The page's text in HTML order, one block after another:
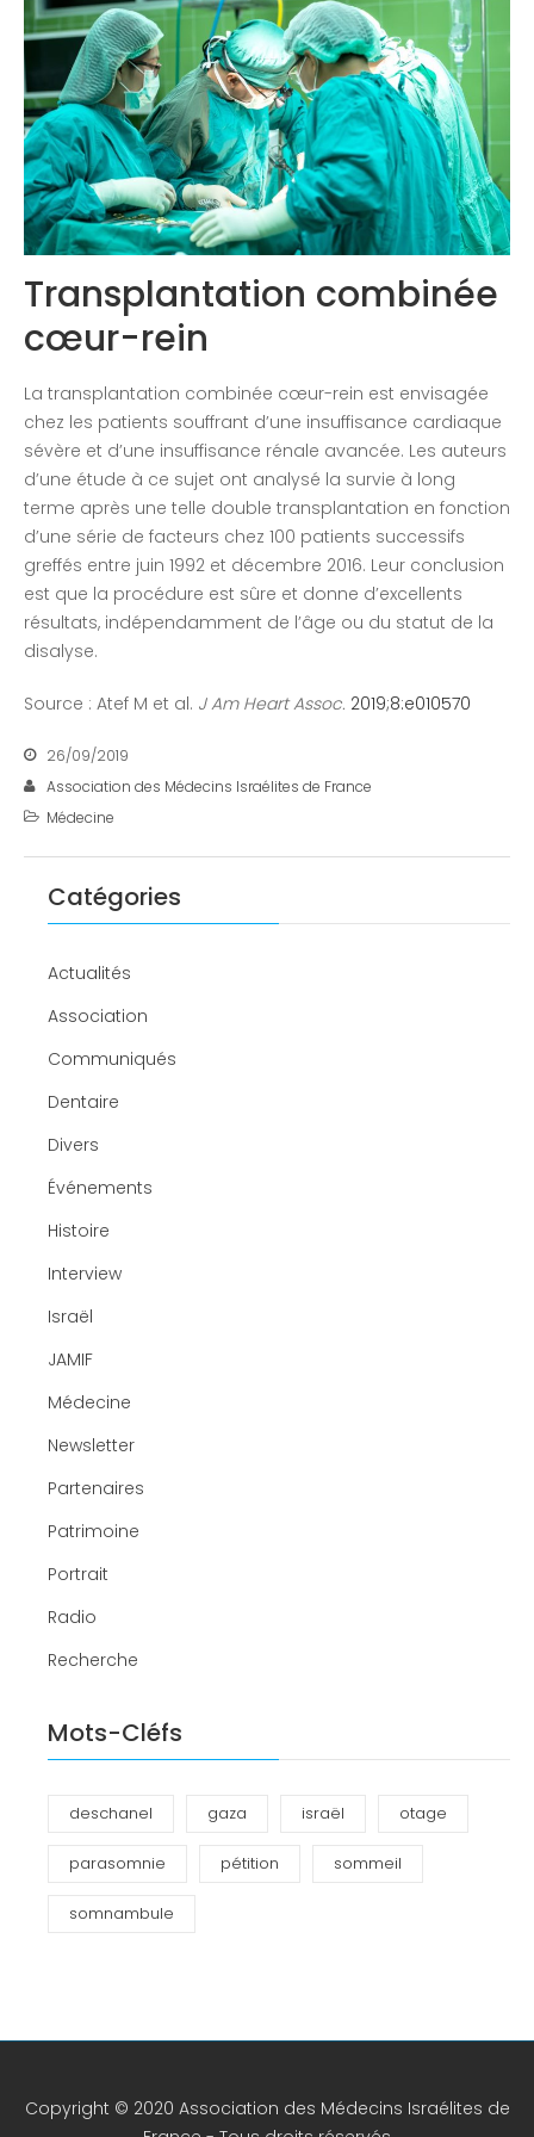
Congrès 2020
Transplantation combinée
cœur-rein
La transplantation combinée cœur-rein est envisagée
chez les patients souffrant d’une insuffisance cardiaque
sévère et d’une insuffisance rénale avancée. Les auteurs
d’une étude à ce sujet ont analysé la survie à long
terme après une telle double transplantation en fonction
d’une série de facteurs chez 100 patients successifs
greffés entre juin 1992 et décembre 2016. Leur conclusion
est que la procédure est sûre et donne d’excellents
résultats, indépendamment de l’âge ou du statut de la
disalyse.
Source : Atef M et al. J Am Heart Assoc. 2019;8:e010570
26/09/2019
Association des Médecins Israélites de France
Médecine
Catégories
Actualités
Association
Communiqués
Dentaire
Divers
Événements
Histoire
Interview
Israël
JAMIF
Médecine
Newsletter
Partenaires
Patrimoine
Portrait
Radio
Recherche
Mots-Cléfs
deschanel gaza israël otage
parasomnie pétition sommeil
somnambule
Copyright © 2020 Association des Médecins Israélites de